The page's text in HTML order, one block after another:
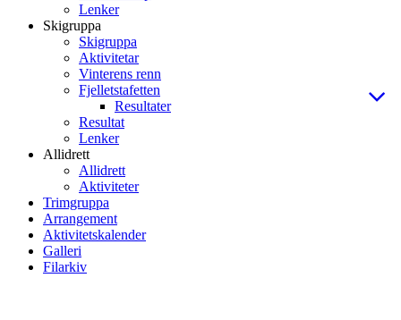
Lenker
Skigruppa
Skigruppa
Aktivitetar
Vinterens renn
Fjelletstafetten
Resultater
Resultat
Lenker
Allidrett
Allidrett
Aktiviteter
Trimgruppa
Arrangement
Aktivitetskalender
Galleri
Filarkiv